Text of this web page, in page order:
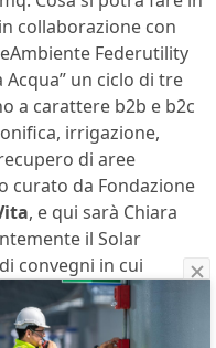
collaborazione con
Federutility
un ciclo di tre
a carattere b2b e b2c
irrigazione,
di aree
curato da Fondazione
, e qui sarà Chiara
il Solar
convegni in cui
del benessere e